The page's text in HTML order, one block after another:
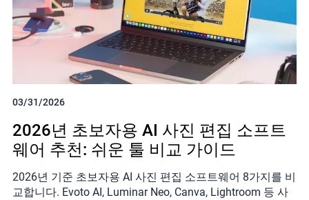
03/31/2026
2026년 초보자용 AI 사진 편집 소프트
웨어 추천: 쉬운 툴 비교 가이드
2026년 기준 초보자용 AI 사진 편집 소프트웨어 8가지를 비
교합니다. Evoto AI, Luminar Neo, Canva, Lightroom 등 사